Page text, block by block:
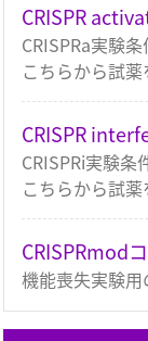
CRISPR
CRISPRa実験
こちらから試薬
CRISPR
CRISPRi実験条
こちらから試薬
CRISPRmod
機能喪失実験用